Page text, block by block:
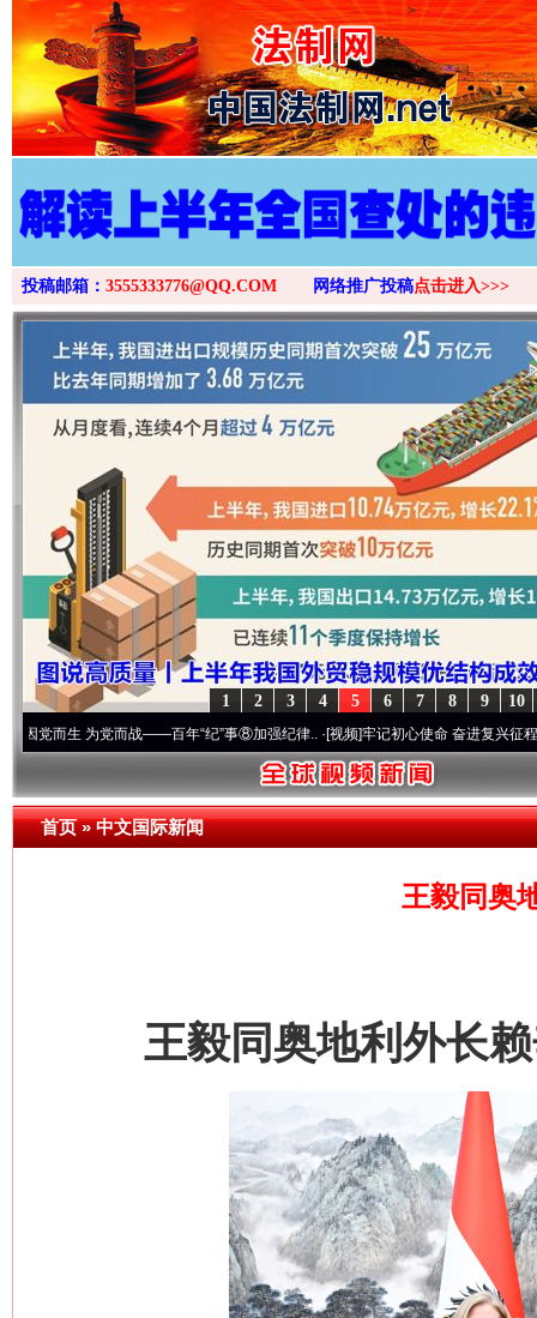
>
投稿邮箱： 3555333776@QQ.COM 网络推广投稿点击进入>>>
10
9
8
7
6
5
4
3
2
1
生 为党而战——百年“纪”事⑧加强纪律..·[视频]牢记初心使命 奋进复兴征程丨“转折
首页»中文国际新闻
王毅同奥
王毅同奥地利外长赖